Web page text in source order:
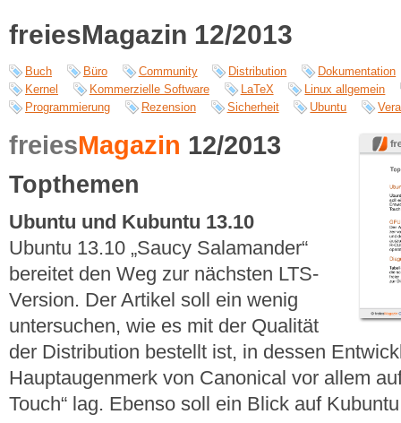
freiesMagazin 12/2013
Buch Büro Community Distribution
Dokumentation
Kernel
Kommerzielle Software LaTeX
Linux allgemein
Programmierung
Rezension Sicherheit Ubuntu
freiesMagazin 12/2013
Topthemen
Ubuntu und Kubuntu 13.10
Ubuntu 13.10 „Saucy Salamander“
bereitet den Weg zur nächsten LTS-
Version. Der Artikel soll ein wenig
untersuchen, wie es mit der Qualität
der Distribution bestellt ist, in dessen
Hauptaugenmerk von Canonical vor allem
Touch“ lag. Ebenso soll ein Blick auf